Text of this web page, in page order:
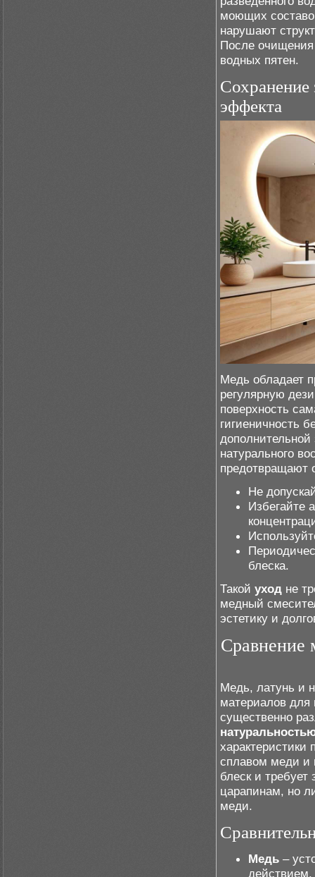
моющих
нарушают
После очищения
водных пятен.
Сохранение
эффекта
Медь обладает
регулярную
поверхность
гигиеничность
дополнительной
натурального
предотвращают
Не
Избегайте
блеска.
Такой уход не
медный
эстетику и
Сравнение
Медь, латунь и
материалов для
существенно
характеристики
сплавом меди и
блеск и
царапинам, но
меди.
Медь –
действием,